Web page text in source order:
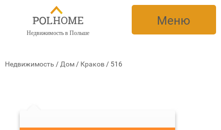
Недвижимость в Польше
Меню
Недвижимость / Дом / Краков / 516